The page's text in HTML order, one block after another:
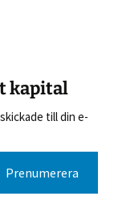
kapital
till din e-
Prenumerera